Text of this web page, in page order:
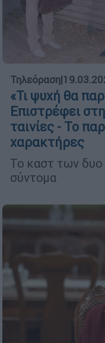
Τηλεόραση|
«Τι ψυχή θα
Επιστρέφει
ταινίες - Το
χαρακτήρες
Το καστ των δυο
σύντομα